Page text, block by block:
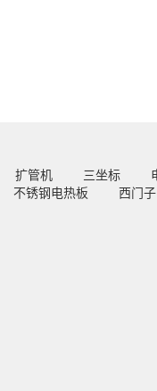
扩管机 三坐标
不锈钢电热板 西门